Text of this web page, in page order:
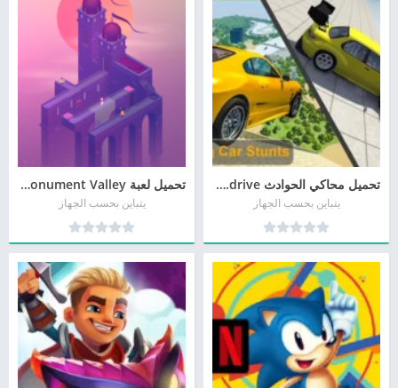
تحميل محاكي الحوادث beamng.drive مجانا
يتباين بحسب الجهاز
تحميل لعبة Monument Valley من ميديا فاير
يتباين بحسب الجهاز